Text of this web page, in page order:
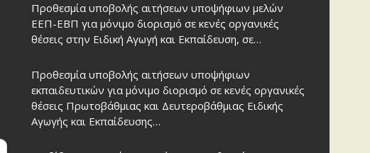
Προθεσμία υποβολής αιτήσεων υποψήφιων μελών
ΕΕΠ-ΕΒΠ για μόνιμο διορισμό σε κενές οργανικές
θέσεις στην Ειδική Αγωγή και Εκπαίδευση, σε…
Προθεσμία υποβολής αιτήσεων υποψήφιων
εκπαιδευτικών για μόνιμο διορισμό σε κενές οργανικές
θέσεις Πρωτοβάθμιας και Δευτεροβάθμιας Ειδικής
Αγωγής και Εκπαίδευσης…